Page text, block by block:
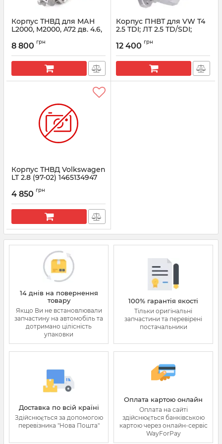
Корпус ТНВД для МАН
L2000, M2000, A72 дв. 4.6,
Артикул: 1465134944
8 800 грн
Корпус ПНВТ для VW T4
2.5 TDI; ЛТ 2.5 TD/SDI;
Bosch
Артикул: 2465130953
12 400 грн
Корпус ТНВД Volkswagen
LT 2.8 (97-02) 1465134947
Артикул: 1465134947
4 850 грн
14 днів на повернення
товару
Якщо Ви не встановлювали
запчастину на автомобіль та
дотримано цілісність
упаковки
100% гарантія якості
Тільки оригінальні
запчастини та перевірені
постачальники
Доставка по всій країні
Здійснюється за допомогою
перевізника "Нова Пошта"
Оплата картою онлайн
Оплата на сайті
здійснюється банківською
картою через онлайн-сервіс
WayForPay